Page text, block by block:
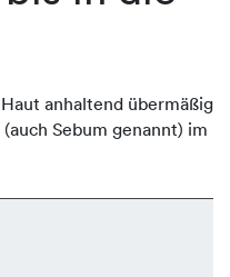
anhaltend übermäßig
Sebum genannt) im
den Follikel.
Wangen – als offener
des Sebums auf ein